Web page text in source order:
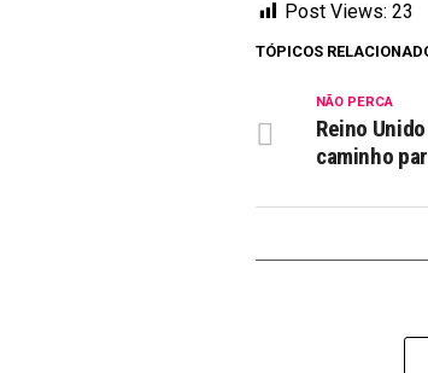
Post Views: 23
TÓPICOS
NÃO PERCA
Reino
caminho